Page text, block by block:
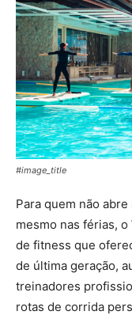
#image_title
Para quem não
mesmo nas férias, o
de fitness que
de última geração,
treinadores
rotas de corrida